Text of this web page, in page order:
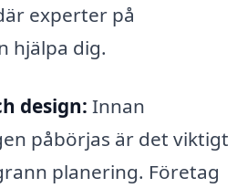
experter på
hjälpa dig.
design: Innan
påbörjas är det viktigt
planering. Företag